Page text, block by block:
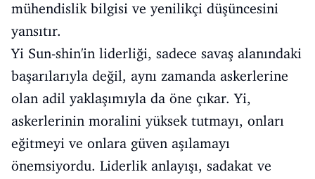
mühendislik bilgisi ve yenilikçi düşüncesini
yansıtır.
Yi Sun-shin'in liderliği, sadece savaş alanındaki
başarılarıyla değil, aynı zamanda askerlerine
olan adil yaklaşımıyla da öne çıkar. Yi,
askerlerinin moralini yüksek tutmayı, onları
eğitmeyi ve onlara güven aşılamayı
önemsiyordu. Liderlik anlayışı, sadakat ve